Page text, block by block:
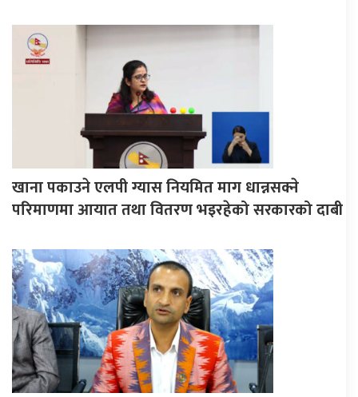
खाना पकाउने एलपी ग्यास नियमित माग धान्नसक्ने
परिमाणमा आयात तथा वितरण भइरहेको सरकारको दाबी